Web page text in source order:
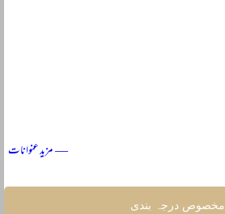
— مزید عنوانات
مخصوص درجہ بندی